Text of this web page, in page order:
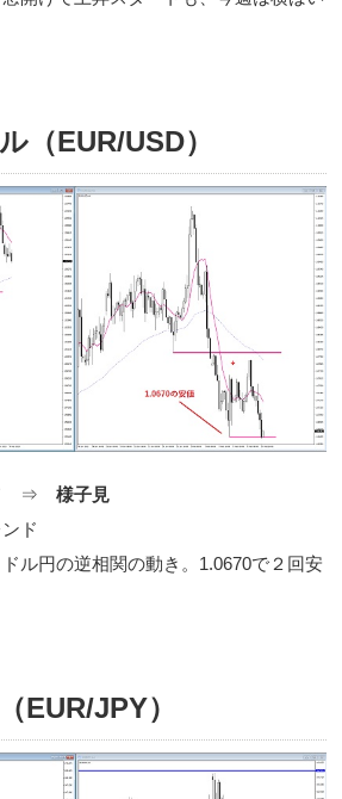
（EUR/USD）
ド ⇒ 様子見
ド
ル円の逆相関の動き。1.0670で２回安
EUR/JPY）